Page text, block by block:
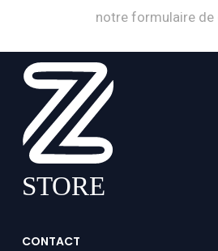
notre formulaire de
CONTACT